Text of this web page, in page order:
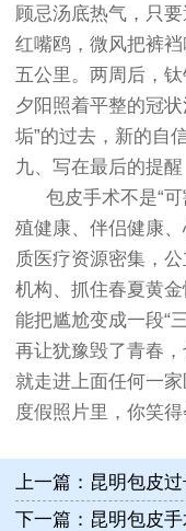
顾忌汤底热气，只
红嘴鸥，微风把裤
五公里。两周后，
夕阳照着平整的冠
垢”的过去，新的自信
九、写在最后的提醒
包皮手术不是“
殖健康、伴侣健康
质医疗资源密集，
机构、抓住春夏黄
能把尴尬变成一段“
再让犹豫毁了青春
就走进上面任何一
度假照片里，你笑得
上一篇： 昆明包皮
下一篇： 昆明包皮